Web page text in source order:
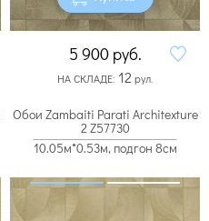
5 900 руб.
НА СКЛАДЕ: 12 рул.
Обои Zambaiti Parati Architexture
2 Z57730
10.05м*0.53м, подгон 8см